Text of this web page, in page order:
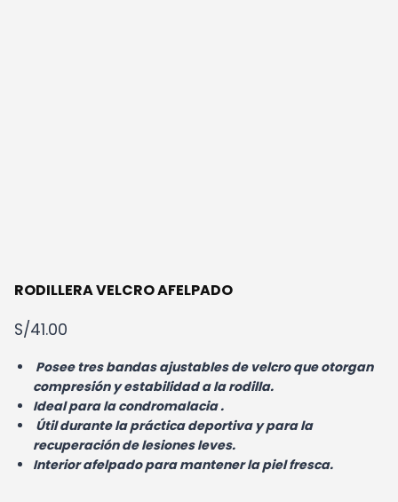
RODILLERA VELCRO AFELPADO
S/41.00
Posee tres bandas ajustables de velcro que otorgan
compresión y estabilidad a la rodilla.
Ideal para la condromalacia .
Útil durante la práctica deportiva y para la
recuperación de lesiones leves.
Interior afelpado para mantener la piel fresca.